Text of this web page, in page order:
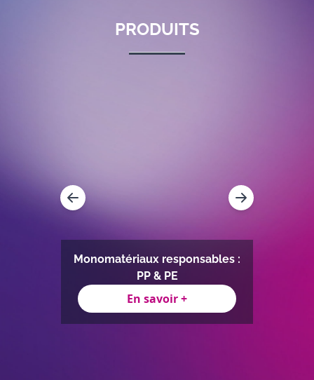
PRODUITS
Monomatériaux responsables :
PP & PE
En savoir +